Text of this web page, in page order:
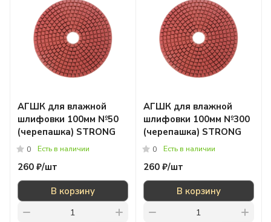
АГШК для влажной
шлифовки 100мм №50
(черепашка) STRONG
0 Есть в наличии
260 ₽/шт
В корзину
АГШК для влажной
шлифовки 100мм №300
(черепашка) STRONG
0 Есть в наличии
260 ₽/шт
В корзину